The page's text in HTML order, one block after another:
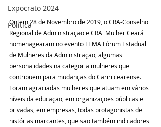
Expocrato 2024
Política
Ontem 28 de Novembro de 2019, o CRA-Conselho
Regional de Administração e CRA  Mulher Ceará
homenagearam no evento FEMA Fórum Estadual
de Mulheres da Administração, algumas
personalidades na categoria mulheres que
contribuem para mudanças do Cariri cearense.
Foram agraciadas mulheres que atuam em vários
níveis da educação, em organizações públicas e
privadas, em empresas, todas protagonistas de
histórias marcantes, que são também indicadores